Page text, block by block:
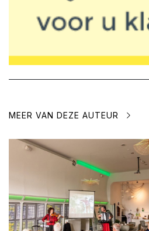
MEER VAN DEZE AUTEUR